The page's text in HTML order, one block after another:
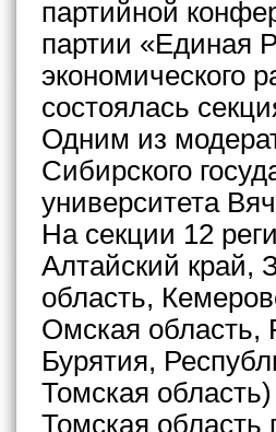
партийной
партии «Единая
экономического
состоялась
Одним из
Сибирского
университета
На секции 12
Алтайский край,
область,
Омская область,
Бурятия,
Томская
Томская область